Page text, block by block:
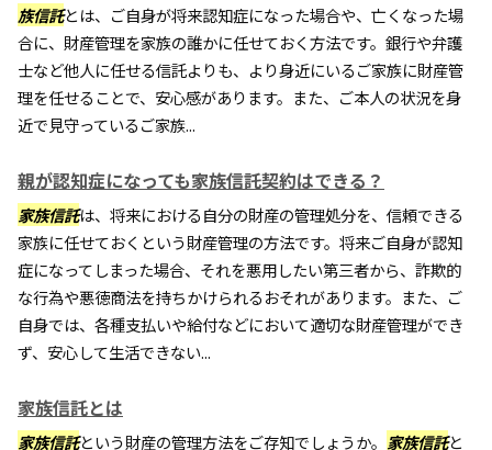
族信託とは、ご自身が将来認知症になった場合や、亡くなった場
合に、財産管理を家族の誰かに任せておく方法です。銀行や弁護
士など他人に任せる信託よりも、より身近にいるご家族に財産管
理を任せることで、安心感があります。また、ご本人の状況を身
近で見守っているご家族...
親が認知症になっても家族信託契約はできる？
家族信託は、将来における自分の財産の管理処分を、信頼できる
家族に任せておくという財産管理の方法です。将来ご自身が認知
症になってしまった場合、それを悪用したい第三者から、詐欺的
な行為や悪徳商法を持ちかけられるおそれがあります。また、ご
自身では、各種支払いや給付などにおいて適切な財産管理ができ
ず、安心して生活できない...
家族信託とは
家族信託という財産の管理方法をご存知でしょうか。 家族信託と